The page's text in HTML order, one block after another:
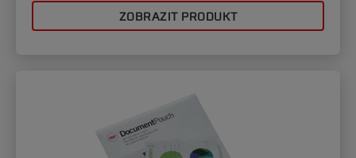
ZOBRAZIT PRODUKT